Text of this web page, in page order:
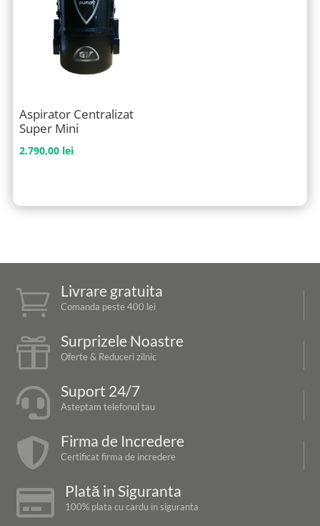
Aspirator Centralizat
Super Mini
2.790,00 lei
 Livrare gratuita
Comanda peste 400 lei
 Surprizele Noastre
Oferte & Reduceri zilnic
 Suport 24/7
Asteptam telefonul tau
 Firma de Incredere
Certificat firma de incredere
 Plată in Siguranta
100% plata cu cardu in siguranta